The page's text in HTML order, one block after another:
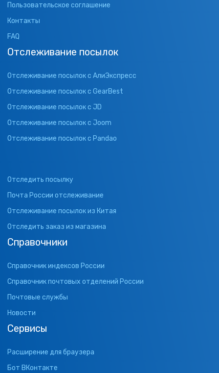
Пользовательское соглашение
Контакты
FAQ
Отслеживание посылок
Отслеживание посылок с АлиЭкспресс
Отслеживание посылок с GearBest
Отслеживание посылок с JD
Отслеживание посылок с Joom
Отслеживание посылок с Pandao
Отследить посылку
Почта России отслеживание
Отслеживание посылок из Китая
Отследить заказ из магазина
Справочники
Справочник индексов России
Справочник почтовых отделений России
Почтовые службы
Новости
Сервисы
Расширение для браузера
Бот ВКонтакте